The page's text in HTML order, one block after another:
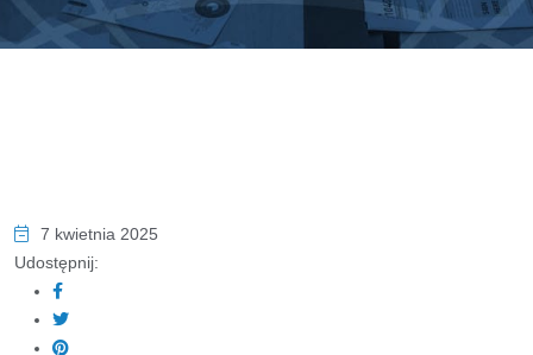
7 kwietnia 2025
Udostępnij: